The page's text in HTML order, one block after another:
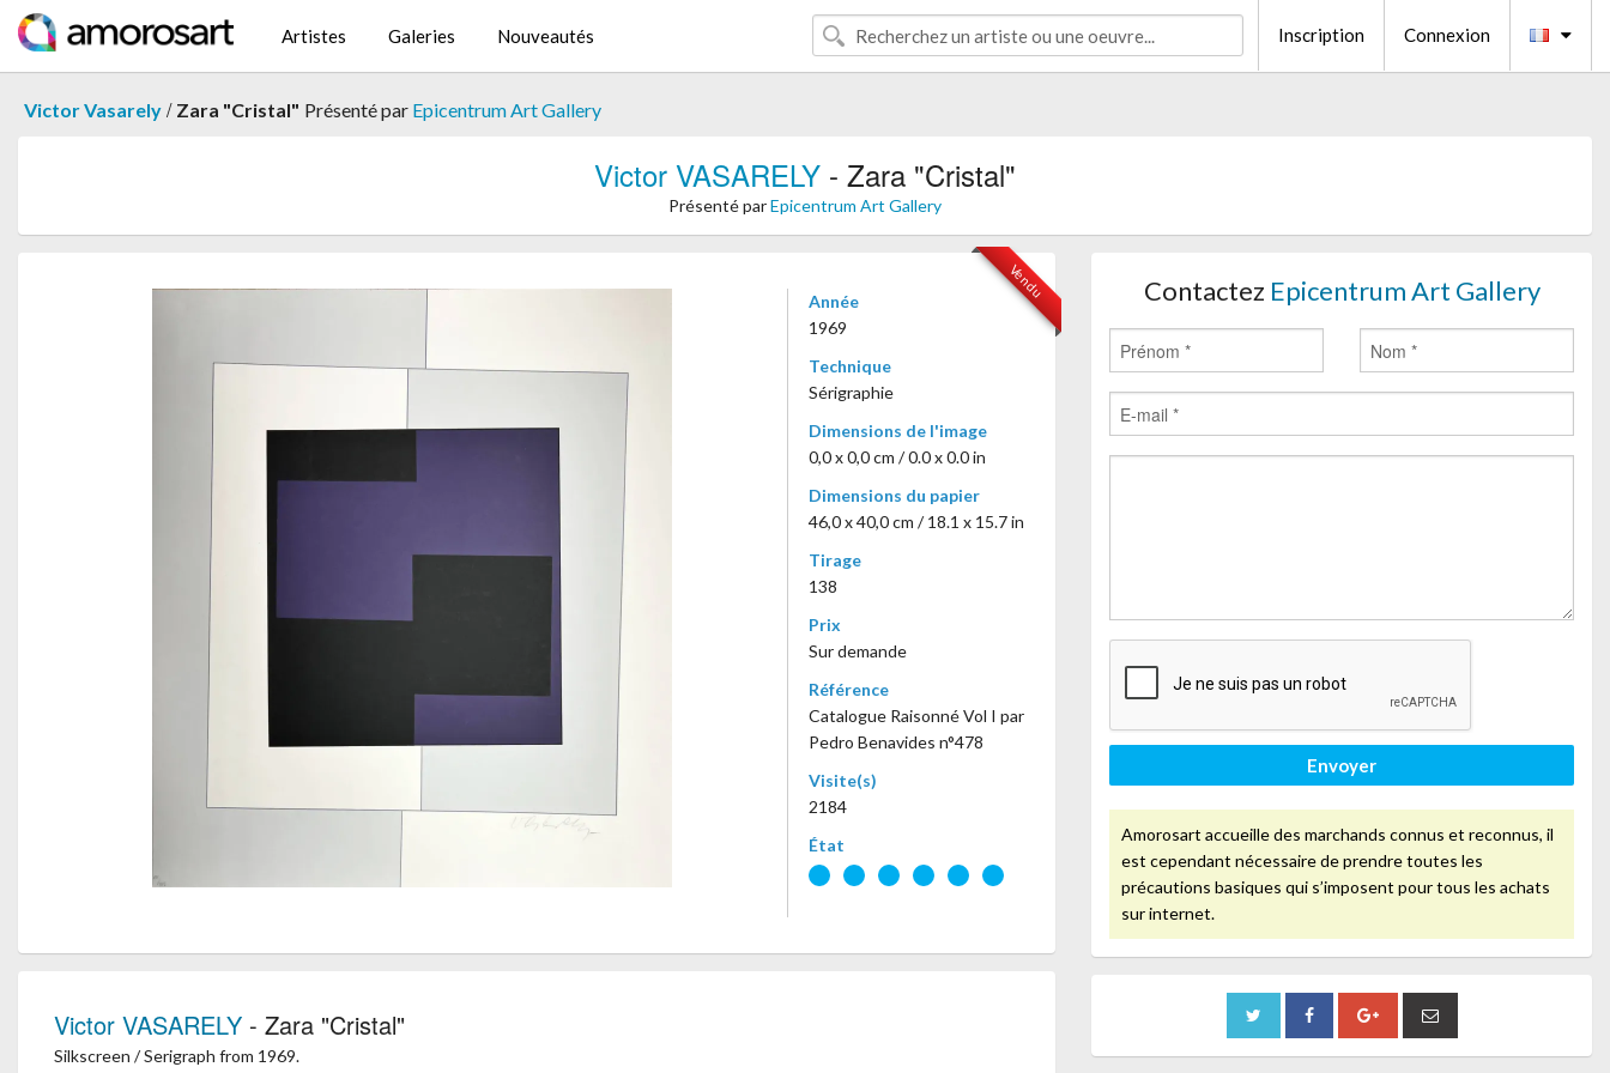
Artistes Galeries Nouveautés Inscription Connexion
Victor Vasarely / Zara "Cristal" Présenté par Epicentrum Art Gallery
Victor VASARELY - Zara "Cristal"
Présenté parEpicentrum Art Gallery
Vendu
Année
1969
Technique
Sérigraphie
Dimensions de l'image
0,0 x 0,0 cm / 0.0 x 0.0 in
Dimensions du papier
46,0 x 40,0 cm / 18.1 x 15.7 in
Tirage
138
Prix
Sur demande
Référence
Catalogue Raisonné Vol I par
Pedro Benavides n°478
Visite(s)
2184
État
Victor VASARELY - Zara "Cristal"
Silkscreen / Serigraph from 1969.
Contactez Epicentrum Art Gallery
Envoyer
Amorosart accueille des marchands connus et reconnus, il
est cependant nécessaire de prendre toutes les
précautions basiques qui s’imposent pour tous les achats
sur internet.